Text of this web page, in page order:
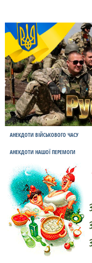
АНЕКДОТИ ВІЙСЬКОВОГО ЧАСУ
АНЕКДОТИ НАШОЇ ПЕРЕМОГИ